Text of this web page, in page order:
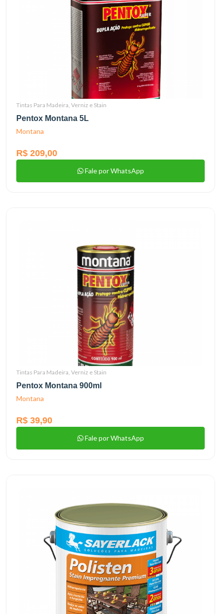
Tintas Para Madeira, Verniz e Stain
Pentox Montana 5L
Montana
R$ 209,00
Fale por WhatsApp
Tintas Para Madeira, Verniz e Stain
Pentox Montana 900ml
Montana
R$ 39,90
Fale por WhatsApp